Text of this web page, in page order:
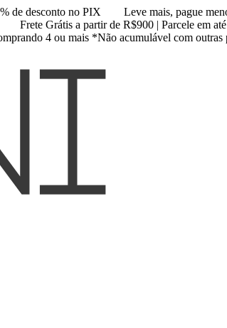
de desconto no PIX
Leve mais, pague
Frete Grátis a partir de R$900 | Parcele em
4 ou mais *Não acumulável com outras